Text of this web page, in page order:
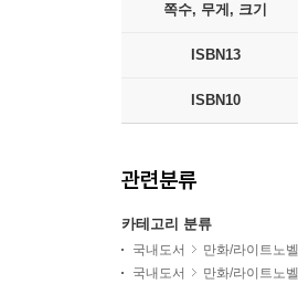
쪽수, 무게, 크기
ISBN13
ISBN10
관련분류
카테고리 분류
국내도서 만화/라이트노벨
국내도서
만화/라이트노벨